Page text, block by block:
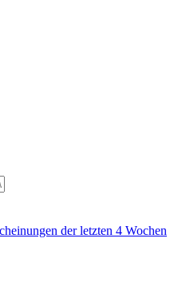
der letzten 4 Wochen